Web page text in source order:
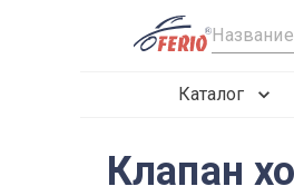
R
Каталог
Клапан